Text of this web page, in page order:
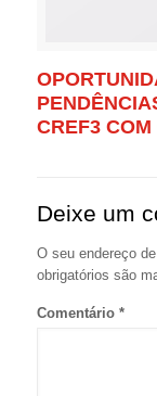
CREF3
Deixe um
O seu endereço
obrigatórios são
Comentário *